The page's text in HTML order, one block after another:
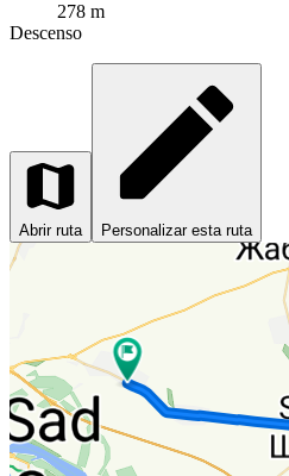
278 m
Descenso
Abrir ruta Personalizar esta ruta